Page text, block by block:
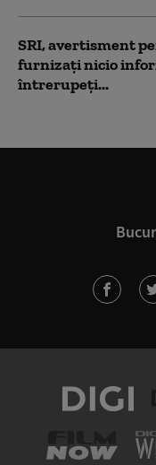
SRI, avertisment
furnizați nicio
întrerupeți...